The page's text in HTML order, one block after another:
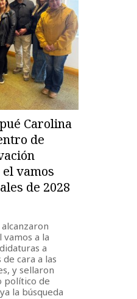
Carolina
de
vamos
de 2028
a la
a
cara a las
y sellaron
político de
la búsqueda